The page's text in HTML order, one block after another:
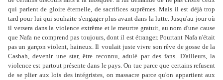
qui parlent de gloire éternelle, de sacrifices suprêmes. Mais il est déjà trop
tard pour lui qui souhaite s'engager plus avant dans la lutte. Jusqu'au jour où
il versera dans la violence extrême et le meurtre gratuit, au nom d'une cause
que Nafa ne comprend pas toujours, dont il est étranger. Pourtant Nafa n'était
pas un garçon violent, haineux. Il voulait juste vivre son rêve de gosse de la
Casbah, devenir une star, être reconnu, adulé par des fans. D'ailleurs, la
violence est partout présente dans le pays. On tue parce que certains refusent
de se plier aux lois des intégristes, on massacre parce qu'on appartient aux